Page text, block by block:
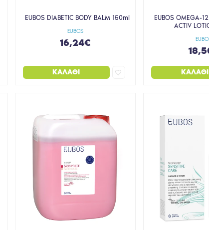
EUBOS
EUBOS DIABETIC BODY BALM 150ml
16,24€
ΚΑΛΆΘΙ
EUBOS OMEGA-
ACTIV
ΚΑΛΆΘΙ